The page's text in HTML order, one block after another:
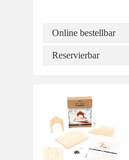
Online bestellbar
Reservierbar